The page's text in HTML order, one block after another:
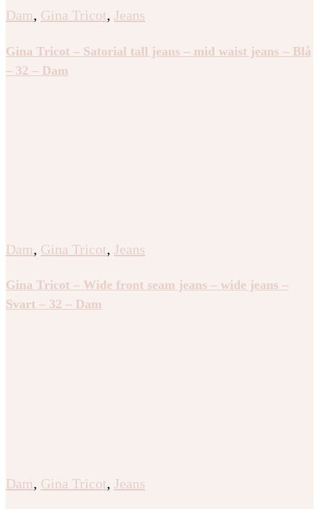
Dam, Gina Tricot, Jeans
Gina Tricot – Satorial tall jeans – mid waist jeans – Blå
– 32 – Dam
Dam, Gina Tricot, Jeans
Gina Tricot – Wide front seam jeans – wide jeans –
Svart – 32 – Dam
Dam, Gina Tricot, Jeans